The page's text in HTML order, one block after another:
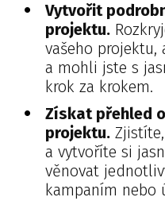
Vytvořit
projektu.
vašeho projektu,
a mohli jste s
krok za krokem.
Získat přehled
projektu.
a vytvoříte si
věnovat
kampaním nebo